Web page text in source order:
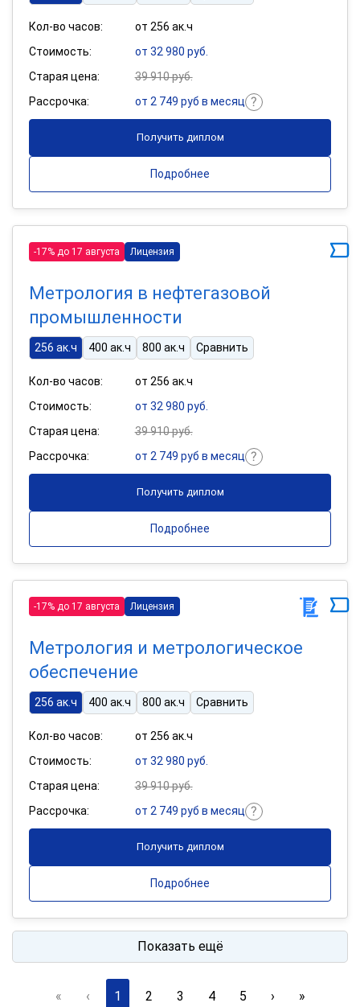
Кол-во часов:
от 256 ак.ч
Стоимость:
от 32 980 руб.
Старая цена:
39 910 руб.
Рассрочка:
от 2 749 руб в месяц
Получить диплом
Подробнее
-17% до 17 августа Лицензия
Метрология в нефтегазовой
промышленности
256 ак.ч 400 ак.ч 800 ак.ч Сравнить
Кол-во часов:
от 256 ак.ч
Стоимость:
от 32 980 руб.
Старая цена:
39 910 руб.
Рассрочка:
от 2 749 руб в месяц
Получить диплом
Подробнее
-17% до 17 августа Лицензия
Метрология и метрологическое
обеспечение
256 ак.ч 400 ак.ч 800 ак.ч Сравнить
Кол-во часов:
от 256 ак.ч
Стоимость:
от 32 980 руб.
Старая цена:
39 910 руб.
Рассрочка:
от 2 749 руб в месяц
Получить диплом
Подробнее
Показать ещё
« ‹ 1 2 3 4 5 › »